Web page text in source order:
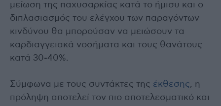
μείωση της παχυσαρκίας κατά το ήμισυ και ο
διπλασιασμός του ελέγχου των παραγόντων
κινδύνου θα μπορούσαν να μειώσουν τα
καρδιαγγειακά νοσήματα και τους θανάτους
κατά 30-40%.
Σύμφωνα με τους συντάκτες της έκθεσης, η
πρόληψη αποτελεί τον πιο αποτελεσματικό και